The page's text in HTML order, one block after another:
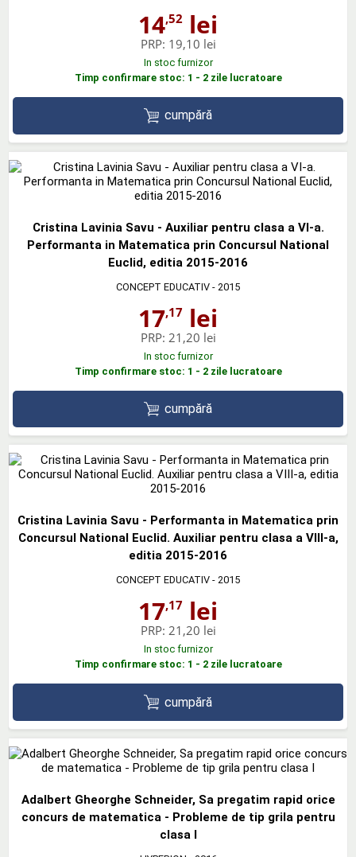
14,52 lei
PRP: 19,10 lei
In stoc furnizor
Timp confirmare stoc: 1 - 2 zile lucratoare
cumpără
Cristina Lavinia Savu - Auxiliar pentru clasa a VI-a.
Performanta in Matematica prin Concursul National
Euclid, editia 2015-2016
CONCEPT EDUCATIV - 2015
17,17 lei
PRP: 21,20 lei
In stoc furnizor
Timp confirmare stoc: 1 - 2 zile lucratoare
cumpără
Cristina Lavinia Savu - Performanta in Matematica prin
Concursul National Euclid. Auxiliar pentru clasa a VIII-a,
editia 2015-2016
CONCEPT EDUCATIV - 2015
17,17 lei
PRP: 21,20 lei
In stoc furnizor
Timp confirmare stoc: 1 - 2 zile lucratoare
cumpără
Adalbert Gheorghe Schneider, Sa pregatim rapid orice
concurs de matematica - Probleme de tip grila pentru
clasa I